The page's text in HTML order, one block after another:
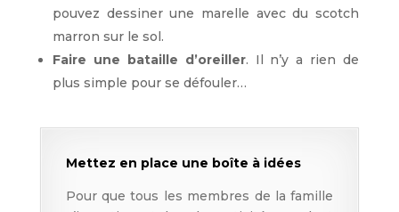
pouvez dessiner une marelle avec du scotch
marron sur le sol.
Faire une bataille d’oreiller. Il n’y a rien de
plus simple pour se défouler…
Mettez en place une boîte à idées
Pour que tous les membres de la famille